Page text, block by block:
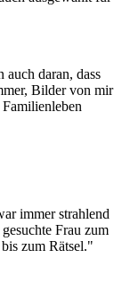
auch daran, dass
Bilder von mir
immer strahlend
Frau zum
zum Rätsel."